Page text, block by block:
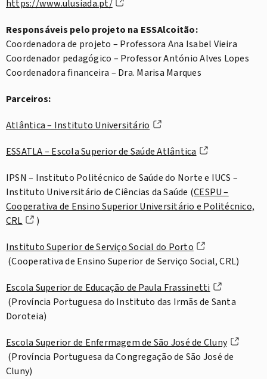
https://www.ulusiada.pt/
Responsáveis pelo projeto na ESSAlcoitão:
Coordenadora de projeto – Professora Ana Isabel Vieira
Coordenador pedagógico – Professor António Alves Lopes
Coordenadora financeira – Dra. Marisa Marques
Parceiros:
Atlântica – Instituto Universitário
ESSATLA – Escola Superior de Saúde Atlântica
IPSN – Instituto Politécnico de Saúde do Norte e IUCS –
Instituto Universitário de Ciências da Saúde (CESPU –
Cooperativa de Ensino Superior Universitário e Politécnico,
CRL
)
Instituto Superior de Serviço Social do Porto
(Cooperativa de Ensino Superior de Serviço Social, CRL)
Escola Superior de Educação de Paula Frassinetti
(Província Portuguesa do Instituto das Irmãs de Santa
Doroteia)
Escola Superior de Enfermagem de São José de Cluny
(Província Portuguesa da Congregação de São José de
Cluny)